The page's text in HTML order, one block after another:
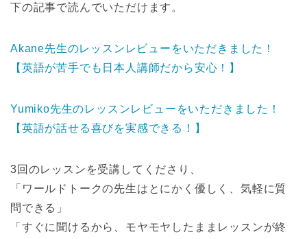
下の記事で読んでいただけます。
Akane先生のレッスンレビューをいただきました！
【英語が苦手でも日本人講師だから安心！】
Yumiko先生のレッスンレビューをいただきました！
【英語が話せる喜びを実感できる！】
3回のレッスンを受講してくださり、
「ワールドトークの先生はとにかく優しく、気軽に質
問できる」
「すぐに聞けるから、モヤモヤしたままレッスンが終